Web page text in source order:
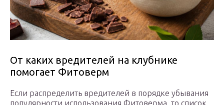
От каких вредителей на клубнике
помогает Фитоверм
Если распределить вредителей в порядке убывания
популярности использования Фитоверма, то список